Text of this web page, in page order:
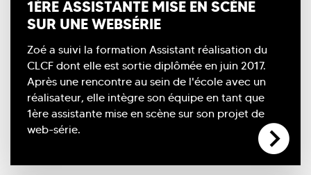
1ÈRE ASSISTANTE MISE EN SCÈNE
SUR UNE WEBSÉRIE
Zoé a suivi la formation Assistant réalisation du
CLCF dont elle est sortie diplômée en juin 2017.
Après une rencontre au sein de l'école avec un
réalisateur, elle intègre son équipe en tant que
1ère assistante mise en scène sur son projet de
web-série.